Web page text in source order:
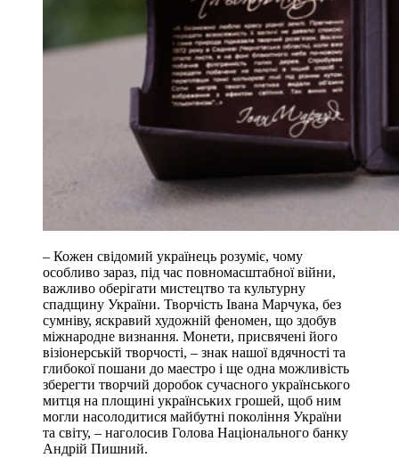
– Кожен свідомий українець розуміє, чому
особливо зараз, під час повномасштабної війни,
важливо оберігати мистецтво та культурну
спадщину України. Творчість Івана Марчука, без
сумніву, яскравий художній феномен, що здобув
міжнародне визнання. Монети, присвячені його
візіонерській творчості, – знак нашої вдячності та
глибокої пошани до маестро і ще одна можливість
зберегти творчий доробок сучасного українського
митця на площині українських грошей, щоб ним
могли насолодитися майбутні покоління України
та світу, – наголосив Голова Національного банку
Андрій Пишний.